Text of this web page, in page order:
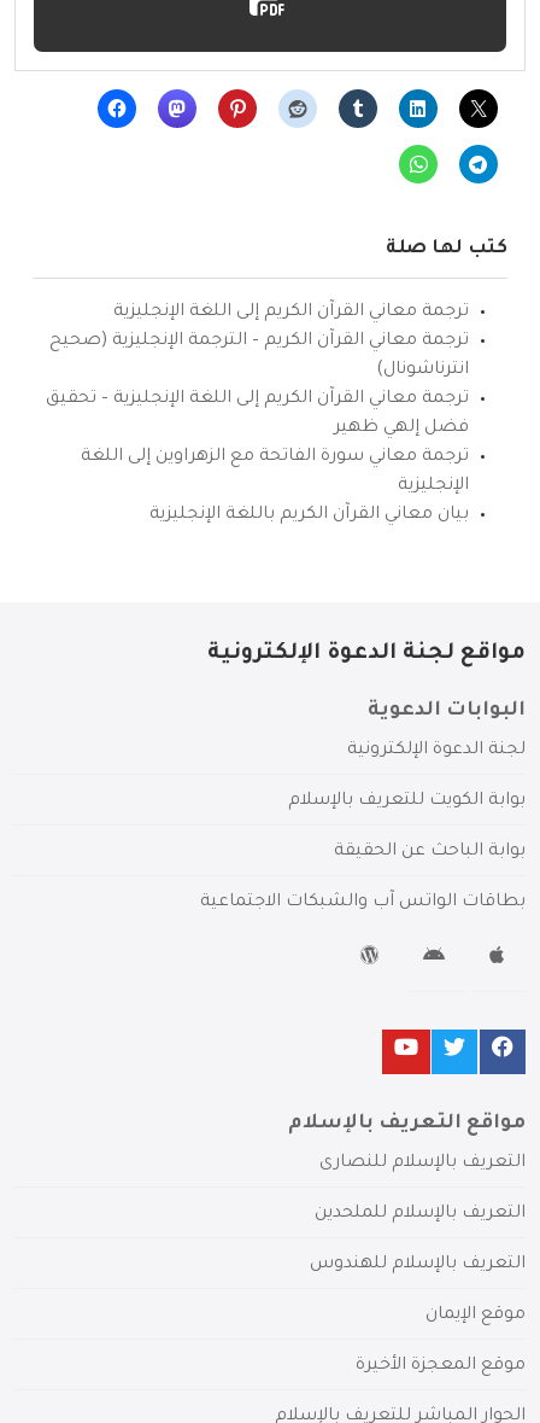
كتب لها صلة
ترجمة معاني القرآن الكريم إلى اللغة الإنجليزية
ترجمة معاني القرآن الكريم – الترجمة الإنجليزية (صحيح
انترناشونال)
ترجمة معاني القرآن الكريم إلى اللغة الإنجليزية – تحقيق
فضل إلهي ظهير
ترجمة معاني سورة الفاتحة مع الزهراوين إلى اللغة
الإنجليزية
بيان معاني القرآن الكريم باللغة الإنجليزية
مواقع لجنة الدعوة الإلكترونية
البوابات الدعوية
لجنة الدعوة الإلكترونية
بوابة الكويت للتعريف بالإسلام
بوابة الباحث عن الحقيقة
بطاقات الواتس آب والشبكات الاجتماعية
مواقع التعريف بالإسلام
التعريف بالإسلام للنصارى
التعريف بالإسلام للملحدين
التعريف بالإسلام للهندوس
موقع الإيمان
موقع المعجزة الأخيرة
الحوار المباشر للتعريف بالإسلام